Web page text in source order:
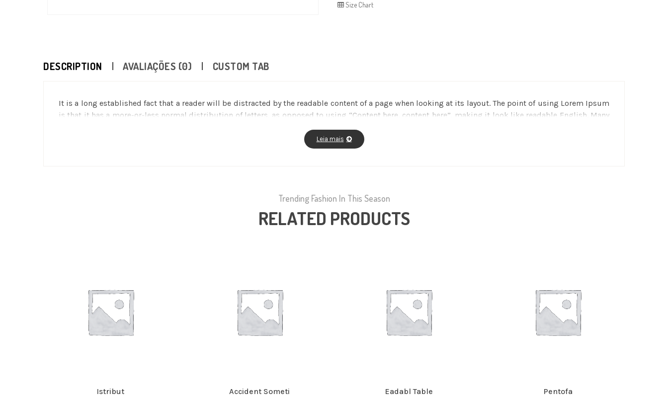
Size Chart
DESCRIPTION AVALIAÇÕES (0) CUSTOM TAB
It is a long established fact that a reader will be distracted by the readable content of a page when looking at its layout. The point of using Lorem Ipsum
is that it has a more-or-less normal distribution of letters, as opposed to using “Content here, content here”, making it look like readable English. Many
many web sites still in their infancy. Various versions have evolved over the years, sometimes by accident, sometimes on purpose (injected humour and
Leia mais
Trending Fashion In This Season
RELATED PRODUCTS
Istribut Accident Someti Eadabl Table Pentofa